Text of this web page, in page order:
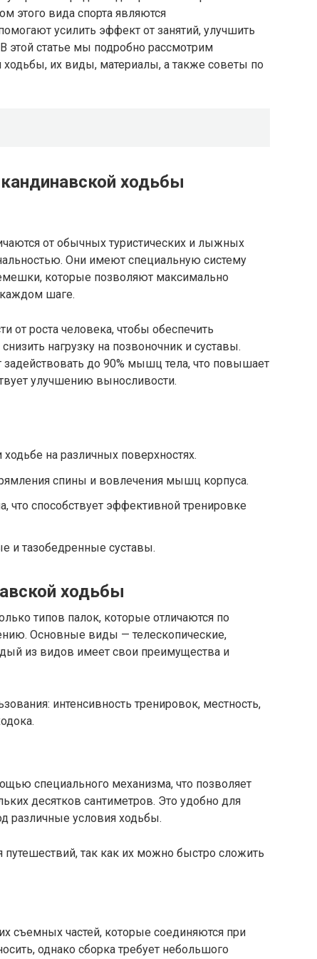
этого вида спорта являются
усилить эффект от занятий, улучшить
этой статье мы подробно рассмотрим
ходьбы, их виды, материалы, а также советы по
ходьбы
от обычных туристических и лыжных
Они имеют специальную систему
которые позволяют максимально
каждом шаге.
от роста человека, чтобы обеспечить
нагрузку на позвоночник и суставы.
задействовать до 90% мышц тела, что повышает
улучшению выносливости.
на различных поверхностях.
спины и вовлечения мышц корпуса.
что способствует эффективной тренировке
и тазобедренные суставы.
ходьбы
типов палок, которые отличаются по
Основные виды — телескопические,
из видов имеет свои преимущества и
интенсивность тренировок, местность,
специального механизма, что позволяет
десятков сантиметров. Это удобно для
различные условия ходьбы.
путешествий, так как их можно быстро сложить
съемных частей, которые соединяются при
однако сборка требует небольшого